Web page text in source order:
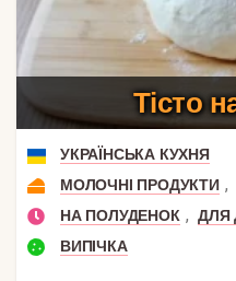
Тісто
УКРАЇНСЬКА КУХНЯ
МОЛОЧНІ ПРОДУКТИ ,
НА ПОЛУДЕНОК , ДЛЯ
ВИПІЧКА